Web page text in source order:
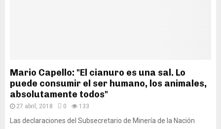
Mario Capello: "El cianuro es una sal. Lo
puede consumir el ser humano, los animales,
absolutamente todos"
27 abril, 2018 0 133
Las declaraciones del Subsecretario de Minería de la Nación